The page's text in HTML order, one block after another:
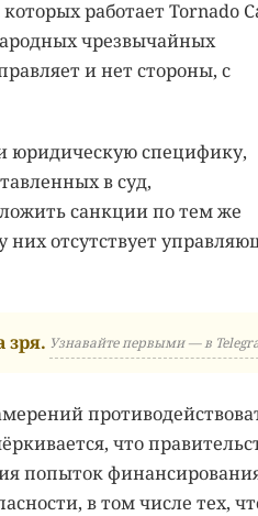
работает Tornado
чрезвычайных
и нет стороны, с
юридическую специфику,
в суд,
санкции по тем же
отсутствует
зря. Узнавайте первыми — в
что
попыток
в том числе тех,